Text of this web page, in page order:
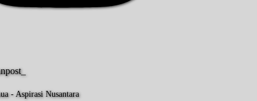
- Aspirasi Nusantara